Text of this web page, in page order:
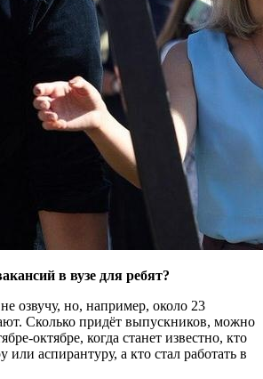
в вузе для ребят?
озвучу, но, например, около 23
Сколько придёт выпускников, можно
октябре, когда станет известно, кто
или аспирантуру, а кто стал работать в